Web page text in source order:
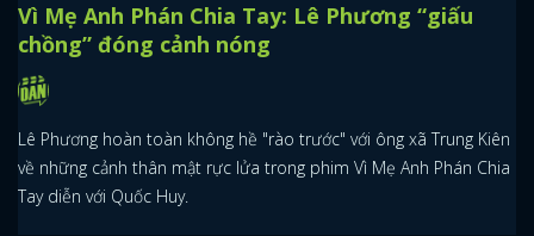
Vì Mẹ Anh Phán Chia Tay: Lê Phương “giấu
chồng” đóng cảnh nóng
Lê Phương hoàn toàn không hề "rào trước" với ông xã Trung Kiên
về những cảnh thân mật rực lửa trong phim Vì Mẹ Anh Phán Chia
Tay diễn với Quốc Huy.